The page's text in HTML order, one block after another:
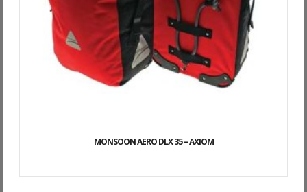
MONSOON AERO DLX 35 – AXIOM